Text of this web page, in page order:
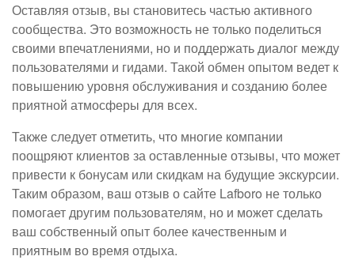
Оставляя отзыв, вы становитесь частью активного
сообщества. Это возможность не только поделиться
своими впечатлениями, но и поддержать диалог между
пользователями и гидами. Такой обмен опытом ведет к
повышению уровня обслуживания и созданию более
приятной атмосферы для всех.
Также следует отметить, что многие компании
поощряют клиентов за оставленные отзывы, что может
привести к бонусам или скидкам на будущие экскурсии.
Таким образом, ваш отзыв о сайте Lafboro не только
помогает другим пользователям, но и может сделать
ваш собственный опыт более качественным и
приятным во время отдыха.